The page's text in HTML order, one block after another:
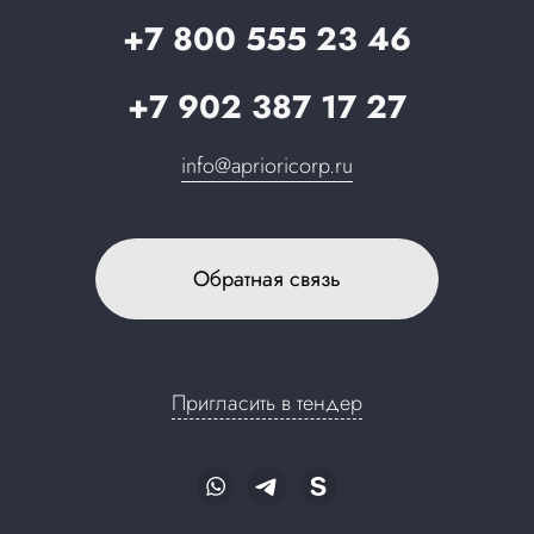
+7 800 555 23 46
+7 902 387 17 27
info@aprioricorp.ru
Обратная связь
Пригласить в тендер
Запрос в поддержку